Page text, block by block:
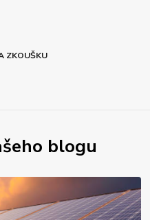
ZKOUŠKU
blogu